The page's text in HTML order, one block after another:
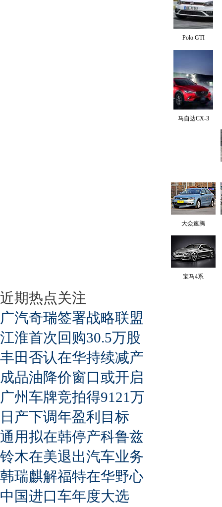
Polo GTI
马自达CX-3
大众速腾
宝马4系
近期热点关注
广汽奇瑞签署战略联盟
江淮首次回购30.5万股
丰田否认在华持续减产
成品油降价窗口或开启
广州车牌竞拍得9121万
日产下调年盈利目标
通用拟在韩停产科鲁兹
铃木在美退出汽车业务
韩瑞麒解福特在华野心
中国进口车年度大选